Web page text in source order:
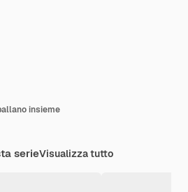
insieme
serieVisualizza tutto